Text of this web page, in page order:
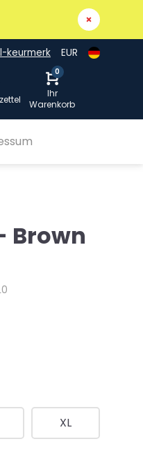
keurmerk EUR
0
Ihr
Warenkorb
Brown
XL